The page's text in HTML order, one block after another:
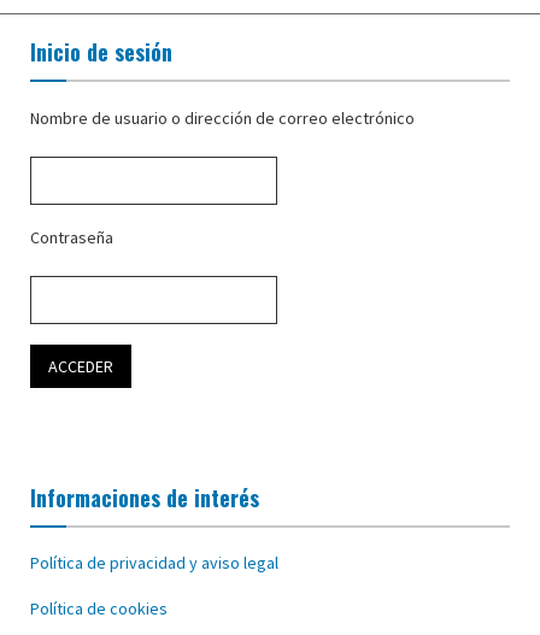
Inicio de sesión
Nombre de usuario o dirección de correo electrónico
Contraseña
Informaciones de interés
Política de privacidad y aviso legal
Política de cookies